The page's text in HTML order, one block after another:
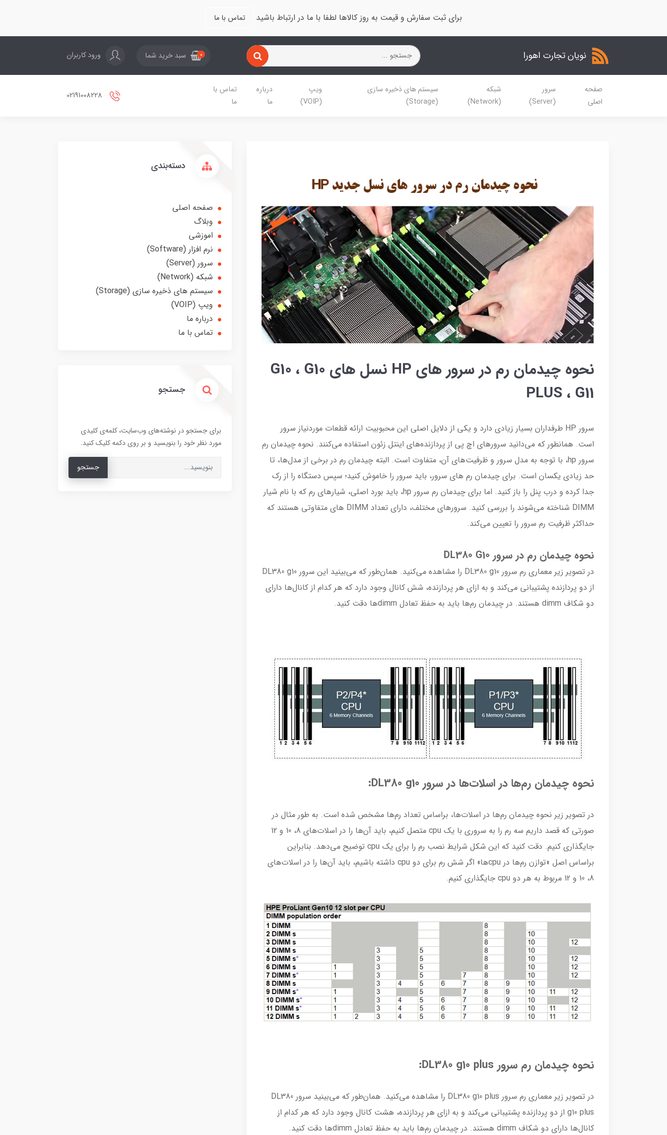
برای ثبت سفارش و قیمت به روز کالاها لطفا با ما در ارتباط باشید تماس با ما
نویان تجارت اهورا 0 سبد خرید شما ورود کاربران
صفحه
اصلی
سرور
(Server)
شبکه
(Network)
سیستم های ذخیره سازی
(Storage)
ویپ
(VOIP)
درباره
ما
تماس با
ما
نحوه چیدمان رم در سرور های HP نسل های G10 ، G10
PLUS ، G11
سرور HP طرفداران بسیار زیادی دارد و یکی از دلایل اصلی این محبوبیت ارائه قطعات موردنیاز سرور
است. همانطور که می‌دانید سرورهای اچ پی از پردازنده‌های اینتل زئون استفاده می‌کنند. نحوه چیدمان رم
سرور hp، با توجه به مدل سرور و ظرفیت‌های آن، متفاوت است. البته چیدمان رم در برخی از مدل‌ها، تا
حد زیادی یکسان است. برای چیدمان رم های سرور، باید سرور را خاموش کنید؛ سپس دستگاه را از رک
جدا کرده و درب پنل را باز کنید. اما برای چیدمان رم سرور hp، باید بورد اصلی، شیارهای رم که با نام شیار
DIMM شناخته می‌شوند را بررسی کنید. سرورهای مختلف، دارای تعداد DIMM های متفاوتی هستند که
حداکثر ظرفیت رم سرور را تعیین می‌کند.
نحوه چیدمان رم در سرور DL380 G10
در تصویر زیر معماری رم سرور DL380 g10 را مشاهده می‌کنید. همان‌طور که می‌بینید این سرور DL380 g10
از دو پردازنده پشتیبانی می‌کند و به ازای هر پردازنده، شش کانال وجود دارد که هر کدام از کانال‌ها دارای
دو شکاف dimm هستند. در چیدمان رم‌ها باید به حفظ تعادل dimmها دقت کنید.
نحوه چیدمان رم‌ها در اسلات‌ها در سرور DL380 g10:
در تصویر زیر نحوه چیدمان رم‌ها در اسلات‌ها، براساس تعداد رم‌ها مشخص شده است. به طور مثال در
صورتی که قصد داریم سه رم را به سروری با یک cpu متصل کنیم، باید آن‌ها را در اسلات‌های 8، 10 و 12
جایگذاری کنیم. دقت کنید که این شکل شرایط نصب رم را برای یک cpu توضیح می‌دهد. بنابراین
براساس اصل «توازن رم‌ها در cpuها» اگر شش رم برای دو cpu داشته باشیم، باید آن‌ها را در اسلات‌های
8، 10 و 12 مربوط به هر دو cpu جایگذاری کنیم.
نحوه چیدمان رم سرور DL380 g10 plus:
در تصویر زیر معماری رم سرور DL380 g10 plus را مشاهده می‌کنید. همان‌طور که می‌بینید سرور DL380
g10 plus از دو پردازنده پشتیبانی می‌کند و به ازای هر پردازنده، هشت کانال وجود دارد که هر کدام از
کانال‌ها دارای دو شکاف dimm هستند. در چیدمان رم‌ها باید به حفظ تعادل dimmها دقت کنید.
دسته‌بندی
صفحه اصلی
وبلاگ
اموزشی
نرم افزار (Software)
سرور (Server)
شبکه (Network)
سیستم های ذخیره سازی (Storage)
ویپ (VOIP)
درباره ما
تماس با ما
جستجو
برای جستجو در نوشته‌های وب‌سایت، کلمه‌ی کلیدی
مورد نظر خود را بنویسید و بر روی دکمه کلیک کنید.
جستجو